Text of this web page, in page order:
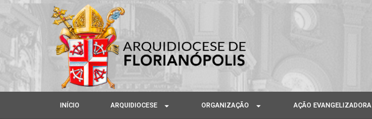
INÍCIO ARQUIDIOCESE ORGANIZAÇÃO AÇÃO EVANGELIZADORA